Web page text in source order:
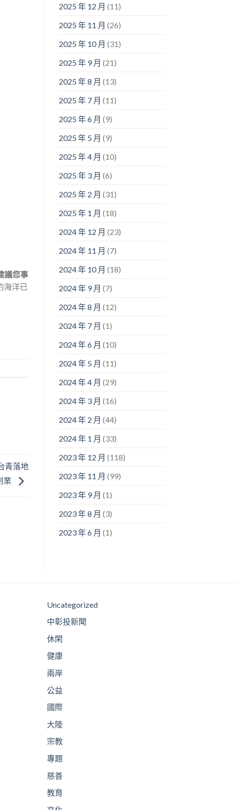
議您事
海洋已
青落地
業
2025 年 12 月 (11)
2025 年 11 月 (26)
2025 年 10 月 (31)
2025 年 9 月 (21)
2025 年 8 月 (13)
2025 年 7 月 (11)
2025 年 6 月 (9)
2025 年 5 月 (9)
2025 年 4 月 (10)
2025 年 3 月 (6)
2025 年 2 月 (31)
2025 年 1 月 (18)
2024 年 12 月 (23)
2024 年 11 月 (7)
2024 年 10 月 (18)
2024 年 9 月 (7)
2024 年 8 月 (12)
2024 年 7 月 (1)
2024 年 6 月 (10)
2024 年 5 月 (11)
2024 年 4 月 (29)
2024 年 3 月 (16)
2024 年 2 月 (44)
2024 年 1 月 (33)
2023 年 12 月 (118)
2023 年 11 月 (99)
2023 年 9 月 (1)
2023 年 8 月 (3)
2023 年 6 月 (1)
Uncategorized
中彰投新聞
休閑
健康
兩岸
公益
國際
大陸
宗教
專題
慈善
教育